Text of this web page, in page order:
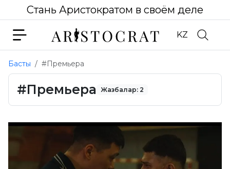
Стань Аристократом в своём деле
KZ
Басты #Премьера
#Премьера Жазбалар: 2